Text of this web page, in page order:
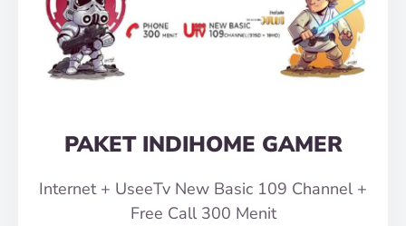
PAKET INDIHOME GAMER
Internet + UseeTv New Basic 109 Channel +
Free Call 300 Menit